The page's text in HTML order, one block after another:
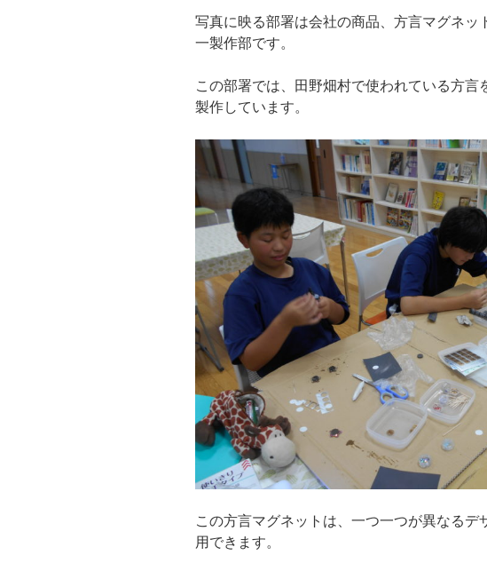
写真に映る部署は会社の商品、方言マグネッ
一製作部です。
この部署では、田野畑村で使われている方言
製作しています。
この方言マグネットは、一つ一つが異なるデ
用できます。